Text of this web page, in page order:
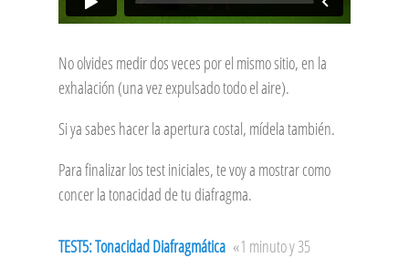
No olvides medir dos veces por el mismo sitio, en la
exhalación (una vez expulsado todo el aire).
Si ya sabes hacer la apertura costal, mídela también.
Para finalizar los test iniciales, te voy a mostrar como
concer la tonacidad de tu diafragma.
TEST5: Tonacidad Diafragmática «1 minuto y 35